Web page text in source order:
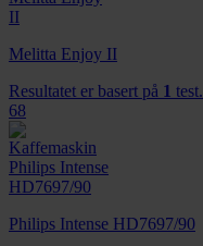
Melitta Enjoy II
Resultatet er basert på 1 test.
68
Philips Intense HD7697/90